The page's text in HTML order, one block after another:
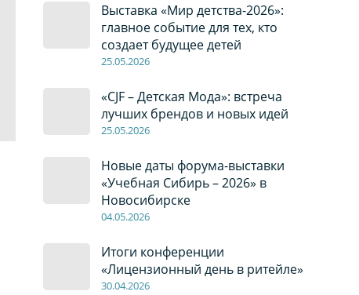
Выставка «Мир детства-2026»:
главное событие для тех, кто
создает будущее детей
25.05.2026
«CJF – Детская Мода»: встреча
лучших брендов и новых идей
25.05.2026
Новые даты форума-выставки
«Учебная Сибирь – 2026» в
Новосибирске
04.05.2026
Итоги конференции
«Лицензионный день в ритейле»
30.04.2026